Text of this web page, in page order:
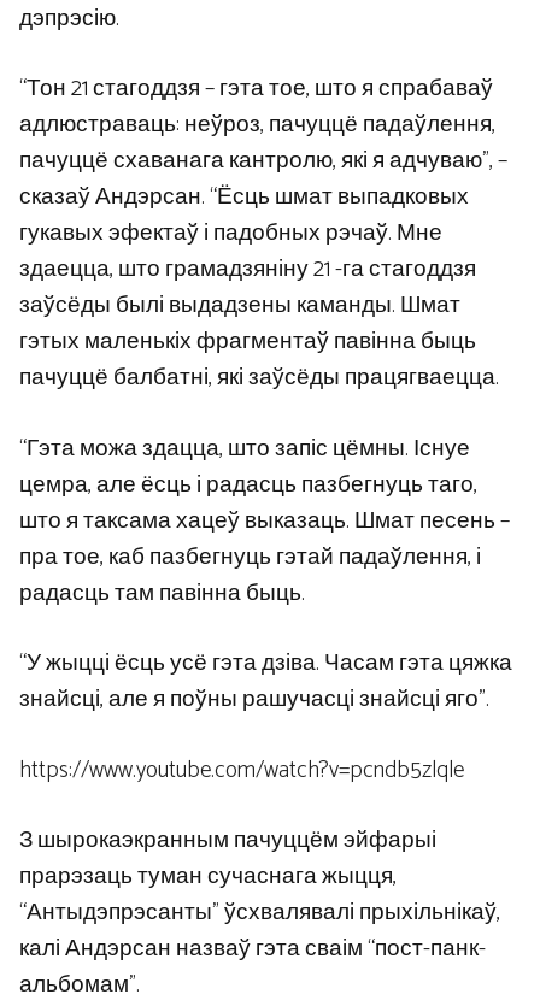
дэпрэсію.
“Тон 21 стагоддзя – гэта тое, што я спрабаваў
адлюстраваць: неўроз, пачуццё падаўлення,
пачуццё схаванага кантролю, які я адчуваю”, –
сказаў Андэрсан. “Ёсць шмат выпадковых
гукавых эфектаў і падобных рэчаў. Мне
здаецца, што грамадзяніну 21 -га стагоддзя
заўсёды былі выдадзены каманды. Шмат
гэтых маленькіх фрагментаў павінна быць
пачуццё балбатні, які заўсёды працягваецца.
“Гэта можа здацца, што запіс цёмны. Існуе
цемра, але ёсць і радасць пазбегнуць таго,
што я таксама хацеў выказаць. Шмат песень –
пра тое, каб пазбегнуць гэтай падаўлення, і
радасць там павінна быць.
“У жыцці ёсць усё гэта дзіва. Часам гэта цяжка
знайсці, але я поўны рашучасці знайсці яго”.
https://www.youtube.com/watch?v=pcndb5zlqle
З шырокаэкранным пачуццём эйфарыі
прарэзаць туман сучаснага жыцця,
“Антыдэпрэсанты” ўсхвалявалі прыхільнікаў,
калі Андэрсан назваў гэта сваім “пост-панк-
альбомам”.